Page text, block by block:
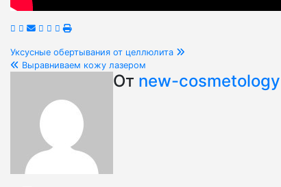
Навигация
записям
Уксусные обертывания от целлюлита
Выравниваем кожу лазером
От new-cosmetology